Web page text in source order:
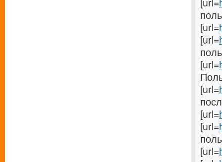
[url=
[url=
[url=
[url=
[url=
[url=
[url=